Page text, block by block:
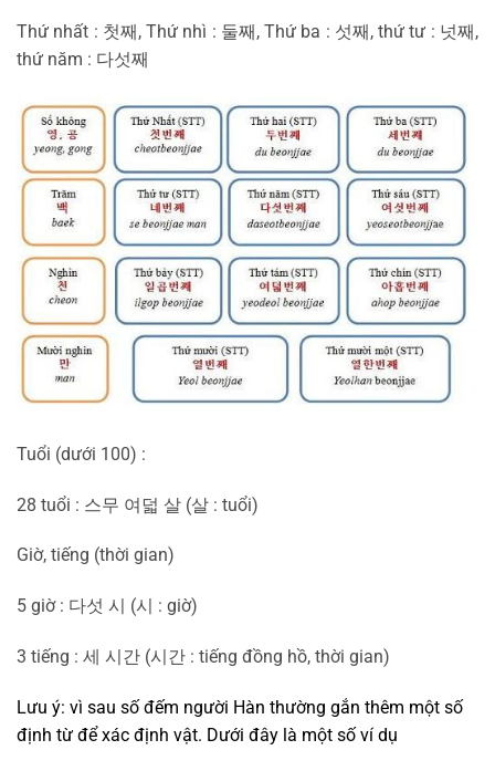
Thứ nhất : 첫째, Thứ nhì : 둘째, Thứ ba : 섯째, thứ tư : 넛째,
thứ năm : 다섯째
Tuổi (dưới 100) :
28 tuổi : 스무 여덟 살 (살 : tuổi)
Giờ, tiếng (thời gian)
5 giờ : 다섯 시 (시 : giờ)
3 tiếng : 세 시간 (시간 : tiếng đồng hồ, thời gian)
Lưu ý: vì sau số đếm người Hàn thường gắn thêm một số
định từ để xác định vật. Dưới đây là một số ví dụ